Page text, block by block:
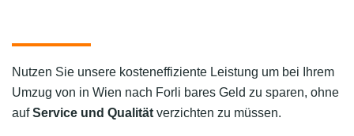
Nutzen Sie unsere kosteneffiziente Leistung um bei Ihrem
Umzug von in Wien nach Forli bares Geld zu sparen, ohne
aufService und Qualität verzichten zu müssen.